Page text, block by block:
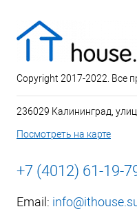
Copyright 2017-2022. Все
236029 Калининград,
Посмотреть на карте
+7 (4012) 61-19-
Email: